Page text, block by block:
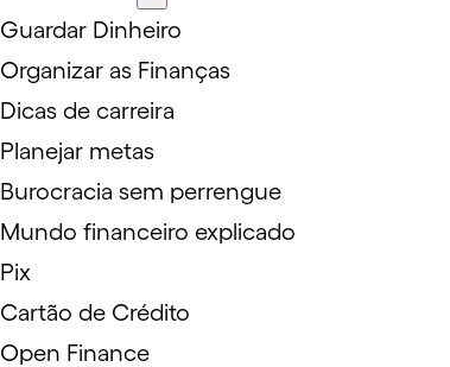
Guardar Dinheiro
Organizar as Finanças
Dicas de carreira
Planejar metas
Burocracia sem perrengue
Mundo financeiro explicado
Pix
Cartão de Crédito
Open Finance